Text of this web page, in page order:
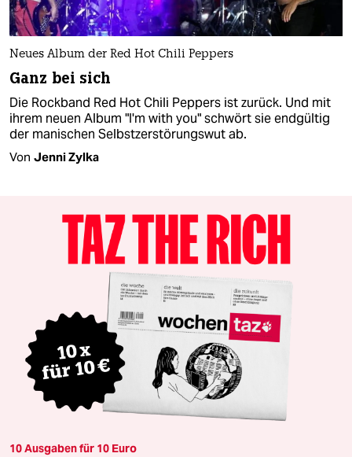
Neues Album der Red Hot Chili Peppers
Ganz bei sich
Die Rockband Red Hot Chili Peppers ist zurück. Und mit
ihrem neuen Album "I'm with you" schwört sie endgültig
der manischen Selbstzerstörungswut ab.
Von Jenni Zylka
10 Ausgaben für 10 Euro